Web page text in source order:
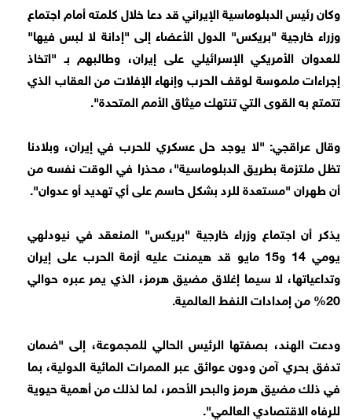
وكان رئيس الدبلوماسية الإيراني قد دعا خلال كلمته أمام اجتماع
وزراء خارجية "بريكس" الدول الأعضاء إلى "إدانة لا لبس فيها"
للعدوان الأمريكي الإسرائيلي على إيران، وطالبهم بـ "اتخاذ
إجراءات ملموسة لوقف الحرب وإنهاء الإفلات من العقاب الذي
تتمتع به القوى التي تنتهك ميثاق الأمم المتحدة".
وقال عراقجي: "لا يوجد حل عسكري للحرب في إيران، وبلادنا
تظل ملتزمة بطريق الدبلوماسية"، محذرا في الوقت نفسه من
أن طهران "مستعدة للرد بشكل حاسم على أي تهديد أو عدوان".
يذكر أن اجتماع وزراء خارجية "بريكس" المنعقد في نيودلهي
يومي 14 و15 مايو قد هيمنت عليه أزمة الحرب على إيران
وتداعياتها، لا سيما إغلاق مضيق هرمز، الذي يمر عبره حوالي
20% من إمدادات النفط العالمية.
ودعت الهند، بصفتها الرئيس الحالي للمجموعة، إلى "ضمان
تدفق بحري آمن ودون عوائق عبر الممرات المائية الدولية، بما
في ذلك مضيق هرمز والبحر الأحمر، لما لذلك من أهمية حيوية
للرفاه الاقتصادي العالمي".